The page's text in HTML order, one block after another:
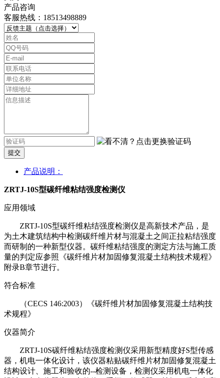
产品咨询
客服热线：18513498889
提交
产品说明：
ZRTJ-10S型碳纤维粘结强度检测仪
应用领域
ZRTJ-10S型碳纤维粘结强度检测仪是高新技术产品，是
为土木建筑结构中检测碳纤维片材与混凝土之间正拉粘结强度
而研制的一种新型仪器。碳纤维粘结强度的测定方法与施工质
量的判定应参照《碳纤维片材加固修复混凝土结构技术规程》
附录B章节进行。
符合标准
（CECS 146:2003）《碳纤维片材加固修复混凝土结构技
术规程》
仪器简介
ZRTJ-10S碳纤维粘结强度检测仪采用新型精度好S型传感
器，机电一体化设计，该仪器粘贴碳纤维片材加固修复混凝土
结构设计、施工和验收的--检测设备，检测仪采用机电一体化